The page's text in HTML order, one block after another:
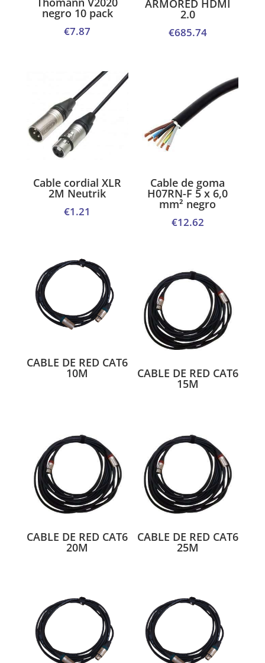
negro 10 pack
€7.87
ARMORED HDMI
2.0
€685.74
Cable cordial XLR
2M Neutrik
€1.21
Cable de goma
H07RN-F 5 x 6,0
mm² negro
€12.62
CABLE DE RED CAT6
10M CABLE DE RED CAT6
15M
CABLE DE RED CAT6
20M
CABLE DE RED CAT6
25M